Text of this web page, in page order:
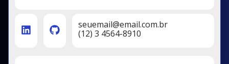
seuemail@email.com.br
(12) 3 4564-8910